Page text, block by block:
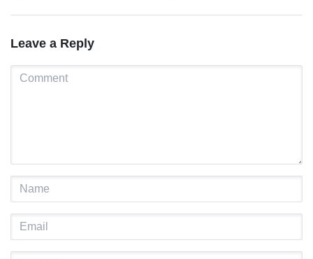
Leave a Reply